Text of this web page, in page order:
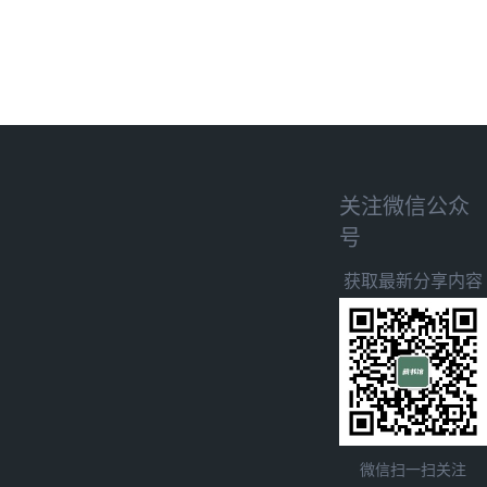
关注微信公众
号
获取最新分享内容
微信扫一扫关注